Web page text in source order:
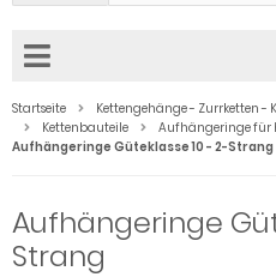
Startseite
Kettengehänge - Zurrketten -
Kettenbauteile
Aufhängeringe für
Aufhängeringe Güteklasse 10 - 2-Strang
Aufhängeringe
Strang